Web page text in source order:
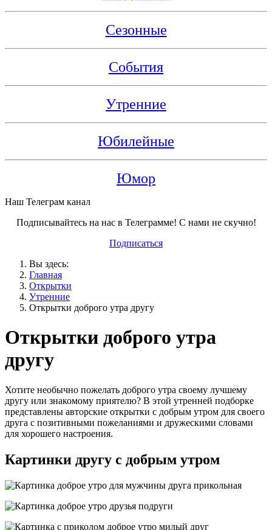
Сезонные
События
Утренние
Юбилейные
Юмор
Наш Телеграм канал
Подписывайтесь на нас в Телеграмме! С нами не скучно!
Подписаться
Вы здесь:
Главная
Открытки
Утренние
Открытки доброго утра другу
Открытки доброго утра
другу
Хотите необычно пожелать доброго утра своему лучшему
другу или знакомому приятелю? В этой утренней подборке
представлены авторские открытки с добрым утром для своего
друга с позитивными пожеланиями и дружескими словами
для хорошего настроения.
Картинки другу с добрым утром